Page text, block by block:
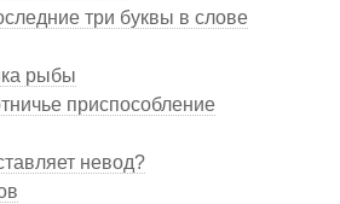
три буквы в слове
рыбы
приспособление
невод?